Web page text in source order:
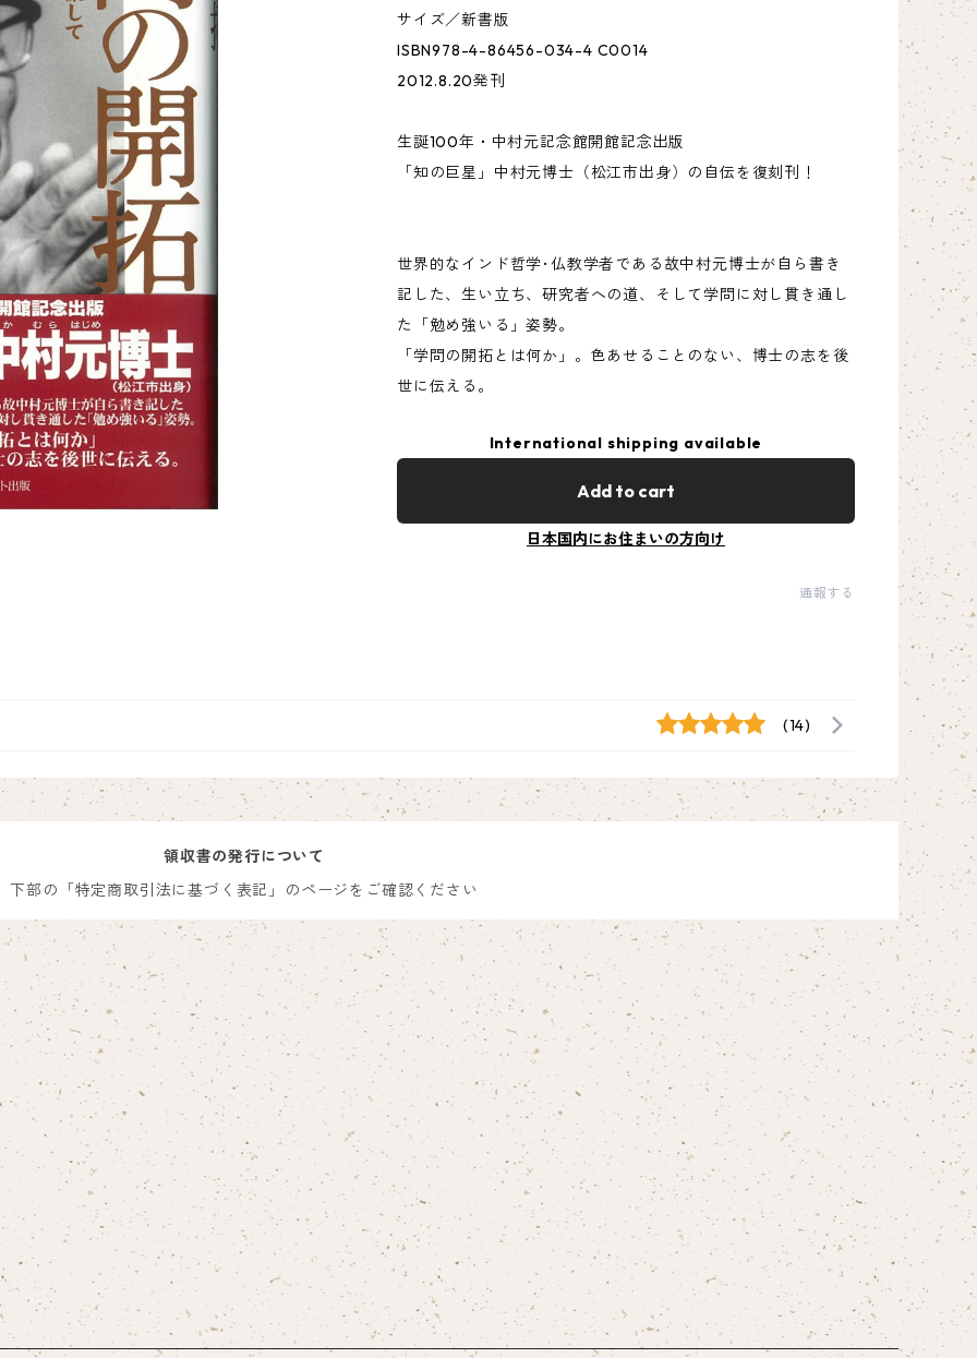
サイズ／新書版
ISBN978-4-86456-034-4 C0014
2012.8.20発刊
生誕100年・中村元記念館開館記念出版
「知の巨星」中村元博士（松江市出身）の自伝を復刻刊！
世界的なインド哲学･仏教学者である故中村元博士が自ら書き
記した、生い立ち、研究者への道、そして学問に対し貫き通し
た「勉め強いる」姿勢。
「学問の開拓とは何か」。色あせることのない、博士の志を後
世に伝える。
International shipping available
Add to cart
日本国内にお住まいの方向け
通報する
(14)
領収書の発行について
下部の「特定商取引法に基づく表記」のページをご確認ください